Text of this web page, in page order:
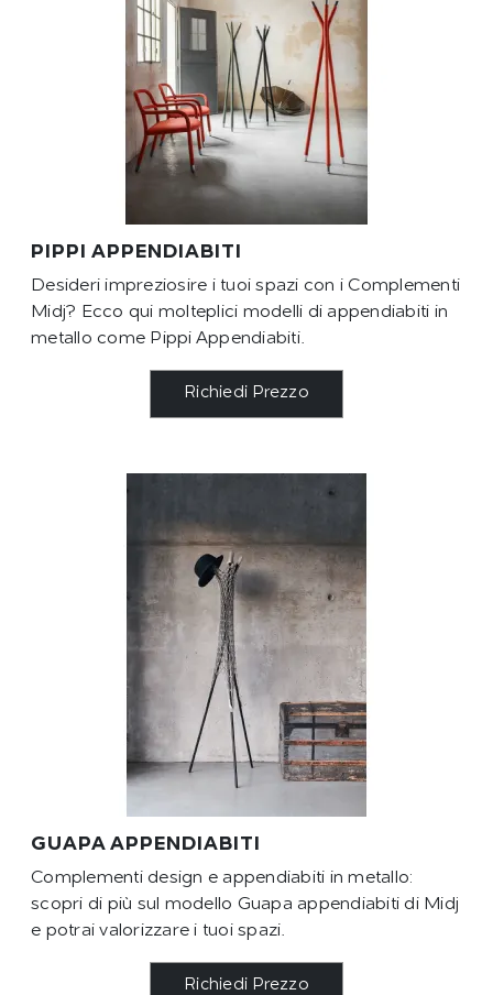
PIPPI APPENDIABITI
Desideri impreziosire i tuoi spazi con i Complementi
Midj? Ecco qui molteplici modelli di appendiabiti in
metallo come Pippi Appendiabiti.
Richiedi Prezzo
GUAPA APPENDIABITI
Complementi design e appendiabiti in metallo:
scopri di più sul modello Guapa appendiabiti di Midj
e potrai valorizzare i tuoi spazi.
Richiedi Prezzo